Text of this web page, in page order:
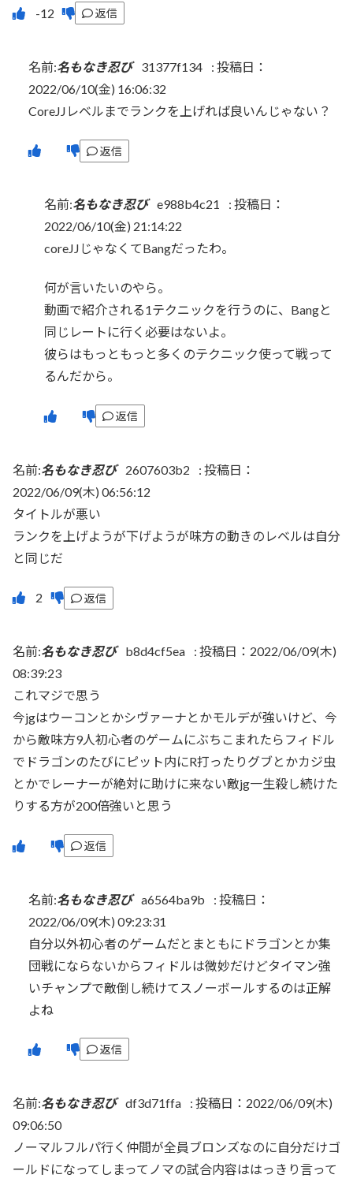
返信
名前:名もなき忍び 31377f134 : 投稿日：
2022/06/10(金) 16:06:32
CoreJJレベルまでランクを上げれば良いんじゃない？
返信
名前:名もなき忍び e988b4c21 : 投稿日：
2022/06/10(金) 21:14:22
coreJJじゃなくてBangだったわ。
何が言いたいのやら。
動画で紹介される1テクニックを行うのに、Bangと
同じレートに行く必要はないよ。
彼らはもっともっと多くのテクニック使って戦って
るんだから。
返信
名前:名もなき忍び 2607603b2 : 投稿日：
2022/06/09(木) 06:56:12
タイトルが悪い
ランクを上げようが下げようが味方の動きのレベルは自分
と同じだ
返信
名前:名もなき忍び b8d4cf5ea : 投稿日：2022/06/09(木)
08:39:23
これマジで思う
今jgはウーコンとかシヴァーナとかモルデが強いけど、今
から敵味方9人初心者のゲームにぶちこまれたらフィドル
でドラゴンのたびにピット内にR打ったりグブとかカジ虫
とかでレーナーが絶対に助けに来ない敵jg一生殺し続けた
りする方が200倍強いと思う
返信
名前:名もなき忍び a6564ba9b : 投稿日：
2022/06/09(木) 09:23:31
自分以外初心者のゲームだとまともにドラゴンとか集
団戦にならないからフィドルは微妙だけどタイマン強
いチャンプで敵倒し続けてスノーボールするのは正解
よね
返信
名前:名もなき忍び df3d71ffa : 投稿日：2022/06/09(木)
09:06:50
ノーマルフルパ行く仲間が全員ブロンズなのに自分だけゴ
ールドになってしまってノマの試合内容ははっきり言って